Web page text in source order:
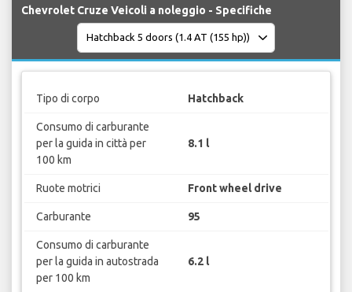
Chevrolet Cruze Veicoli a noleggio - Specifiche
Tipo di corpo Hatchback
Consumo di carburante
per la guida in città per
100 km
8.1 l
Ruote motrici Front wheel drive
Carburante 95
Consumo di carburante
per la guida in autostrada
per 100 km
6.2 l